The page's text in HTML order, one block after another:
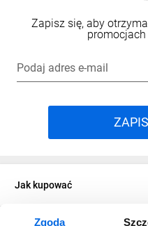
Zgoda
Zapisz się, aby
Podaj adres e-mail
Jak kupować